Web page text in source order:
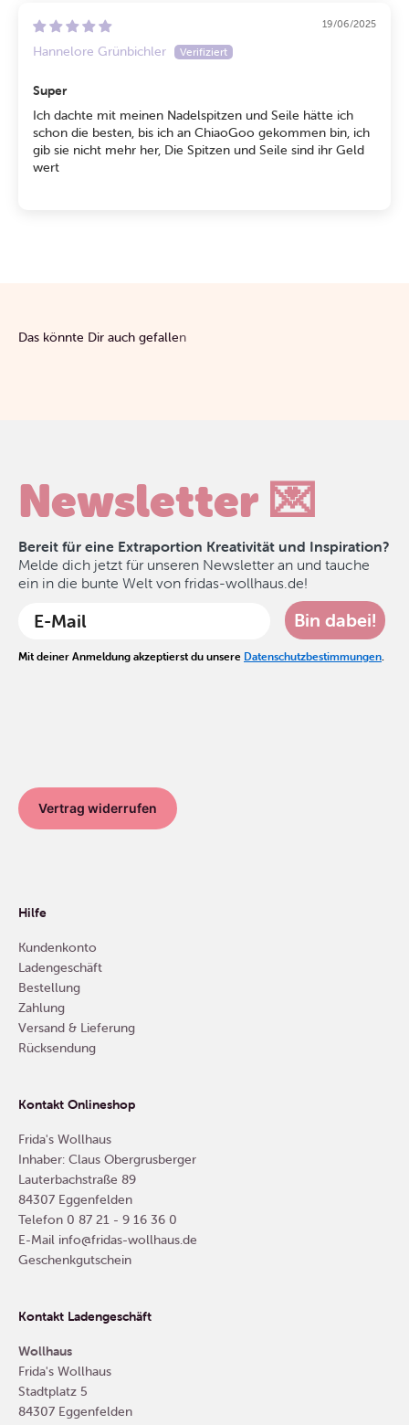
19/06/2025
Hannelore Grünbichler
Super
Ich dachte mit meinen Nadelspitzen und Seile hätte ich
schon die besten, bis ich an ChiaoGoo gekommen bin, ich
gib sie nicht mehr her, Die Spitzen und Seile sind ihr Geld
wert
Newsletter 💌
Bereit für eine Extraportion Kreativität und Inspiration?
Melde dich jetzt für unseren Newsletter an und tauche
ein in die bunte Welt von fridas-wollhaus.de!
Bin dabei!
Mit deiner Anmeldung akzeptierst du unsere Datenschutzbestimmungen
Vertrag widerrufen
Hilfe
Kundenkonto
Ladengeschäft
Bestellung
Zahlung
Versand & Lieferung
Rücksendung
Kontakt Onlineshop
Frida's Wollhaus
Inhaber: Claus Obergrusberger
Lauterbachstraße 89
84307 Eggenfelden
Telefon 0 87 21 - 9 16 36 0
E-Mail info@fridas-wollhaus.de
Geschenkgutschein
Kontakt Ladengeschäft
Wollhaus
Frida's Wollhaus
Stadtplatz 5
84307 Eggenfelden